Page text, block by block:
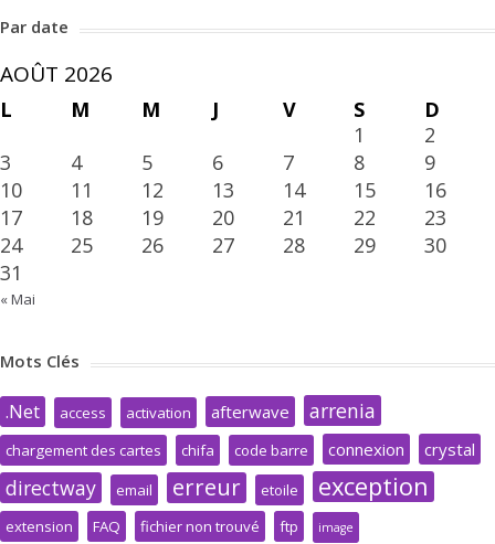
Par date
AOÛT 2026
L M M J V S
D
1
2
3
4 5 6 7 8
9
10
11 12 13 14 15
16
17
18 19 20 21 22
23
24
25 26 27 28 29
30
31
« Mai
Mots Clés
.Net access activation afterwave arrenia
chargement des cartes chifa code barre connexion crystal
directway email erreur etoile exception
extension FAQ fichier non trouvé ftp image